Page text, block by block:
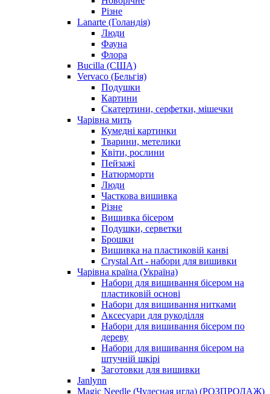
Різне
Lanarte (Голандія)
Люди
Фауна
Флора
Bucilla (США)
Vervaco (Бельгія)
Подушки
Картини
Скатертини, серфетки, мішечки
Чарiвна мить
Кумедні картинки
Тварини, метелики
Квіти, рослини
Пейзажі
Натюрморти
Люди
Часткова вишивка
Різне
Вишивка бісером
Подушки, серветки
Брошки
Вишивка на пластиковій канві
Crystal Art - набори для вишивки
Чарівна країна (Україна)
Набори для вишивання бісером на
пластиковій основі
Набори для вишивання нитками
Аксесуари для рукоділля
Набори для вишивання бісером по
дереву
Набори для вишивання бісером на
штучній шкірі
Заготовки для вишивки
Janlynn
Magic Needle (Чудесная игла) (РОЗПРОДАЖ)